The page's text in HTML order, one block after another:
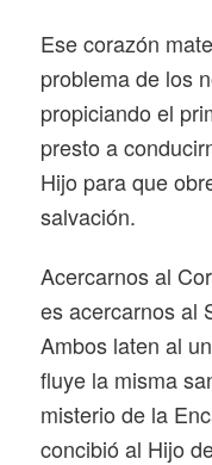
Ese corazón
problema de los
propiciando el
presto a
Hijo para que
salvación.
Acercarnos al
es acercarnos al
Ambos laten al
fluye la misma
misterio de la
concibió al Hijo